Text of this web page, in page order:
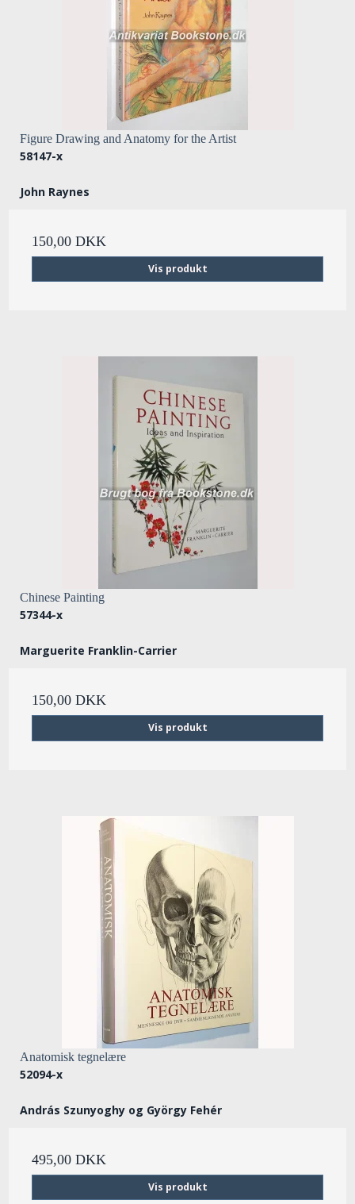
Figure Drawing and Anatomy for the Artist
58147-x
John Raynes
150,00 DKK
Vis produkt
Chinese Painting
57344-x
Marguerite Franklin-Carrier
150,00 DKK
Vis produkt
Anatomisk tegnelære
52094-x
András Szunyoghy og György Fehér
495,00 DKK
Vis produkt